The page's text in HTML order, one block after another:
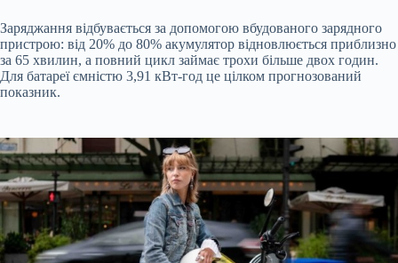
Заряджання відбувається за допомогою вбудованого зарядного
пристрою: від 20% до 80% акумулятор відновлюється приблизно
за 65 хвилин, а повний цикл займає трохи більше двох годин.
Для батареї ємністю 3,91 кВт-год це цілком прогнозований
показник.